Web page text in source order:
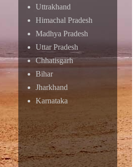
Uttrakhand
Himachal Pradesh
Madhya Pradesh
Uttar Pradesh
Chhatisgarh
Bihar
Jharkhand
Karnataka